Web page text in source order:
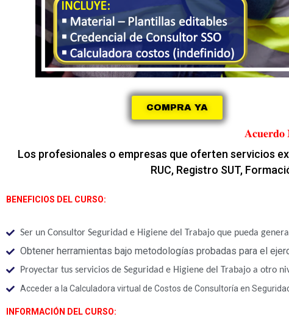
COMPRA YA
𝐀𝐜𝐮𝐞𝐫𝐝𝐨
Los profesionales o empresas que oferten servicios
RUC, Registro SUT,
BENEFICIOS DEL CURSO:
Ser un Consultor Seguridad e Higiene del Trabajo que pueda
Obtener herramientas bajo metodologías probadas para el
Proyectar tus servicios de Seguridad e Higiene del Trabajo a otro
Acceder a la Calculadora virtual de Costos de Consultoría en
INFORMACIÓN DEL CURSO: